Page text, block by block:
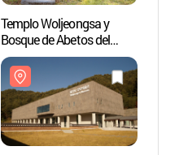
Templo Woljeongsa y
Bosque de Abetos del
Templo Woljeongsa
(월정사·월정사 전나무숲)